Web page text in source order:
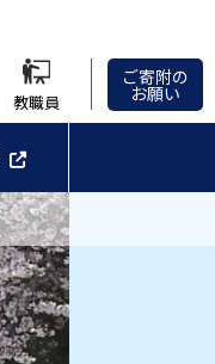
教職員
ご寄附の
お願い